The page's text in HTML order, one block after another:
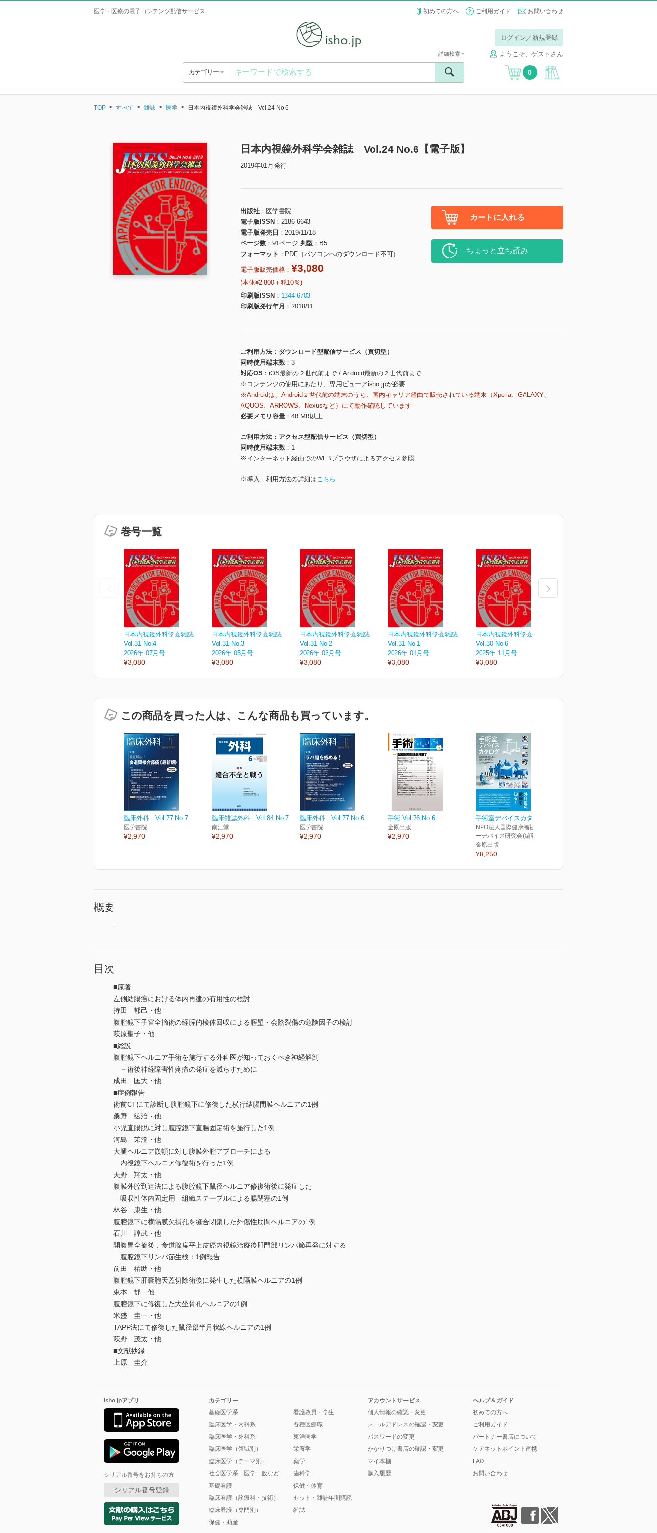
医学・医療の電子コンテンツ配信サービス 初めての方へ ご利用ガイド お問い合わせ
ログイン／新規登録
ようこそ、ゲストさん
カテゴリー
詳細検索
0
TOP すべて 雑誌 医学 日本内視鏡外科学会雑誌 Vol.24 No.6
日本内視鏡外科学会雑誌 Vol.24 No.6【電子版】
2019年01月発行
出版社
医学書院
電子版ISSN
2186-6643
電子版発売日
2019/11/18
ページ数
91ページ 判型
B5
フォーマット
PDF（パソコンへのダウンロード不可）
電子版販売価格： ¥3,080
(本体¥2,800＋税10％)
印刷版ISSN
1344-6703
印刷版発行年月
2019/11
カートに入れる
ちょっと立ち読み
ご利用方法
ダウンロード型配信サービス（買切型）
同時使用端末数
3
対応OS
iOS最新の２世代前まで / Android最新の２世代前まで
※コンテンツの使用にあたり、専用ビューアisho.jpが必要
※Androidは、Android２世代前の端末のうち、国内キャリア経由で販売されている端末（Xperia、GALAXY、
AQUOS、ARROWS、Nexusなど）にて動作確認しています
必要メモリ容量
48 MB以上
ご利用方法
アクセス型配信サービス（買切型）
同時使用端末数
1
※インターネット経由でのWEBブラウザによるアクセス参照
※導入・利用方法の詳細はこちら
巻号一覧
日本内視鏡外科学会雑誌
Vol.31 No.4
2026年 07月号
¥3,080
日本内視鏡外科学会雑誌
Vol.31 No.3
2026年 05月号
¥3,080
日本内視鏡外科学会雑誌
Vol.31 No.2
2026年 03月号
¥3,080
日本内視鏡外科学会雑誌
Vol.31 No.1
2026年 01月号
¥3,080
日本内視鏡外科学会雑誌
Vol.30 No.6
2025年 11月号
¥3,080
この商品を買った人は、こんな商品も買っています。
臨床外科 Vol.77 No.7
医学書院
¥2,970
臨床雑誌外科 Vol.84 No.7
南江堂
¥2,970
臨床外科 Vol.77 No.6
医学書院
¥2,970
手術 Vol.76 No.6
金原出版
¥2,970
手術室デバイスカタログ
NPO法人国際健康福祉センタ
ーデバイス研究会(編著)
金原出版
¥8,250
概要
-
目次
■原著
左側結腸癌における体内再建の有用性の検討
持田 郁己・他
腹腔鏡下子宮全摘術の経腟的検体回収による腟壁・会陰裂傷の危険因子の検討
萩原聖子・他
■総説
腹腔鏡下ヘルニア手術を施行する外科医が知っておくべき神経解剖
－術後神経障害性疼痛の発症を減らすために
成田 匡大・他
■症例報告
術前CTにて診断し腹腔鏡下に修復した横行結腸間膜ヘルニアの1例
桑野 紘治・他
小児直腸脱に対し腹腔鏡下直腸固定術を施行した1例
河島 茉澄・他
大腿ヘルニア嵌頓に対し腹膜外腔アプローチによる
内視鏡下ヘルニア修復術を行った1例
天野 翔太・他
腹膜外腔到達法による腹腔鏡下鼠径ヘルニア修復術後に発症した
吸収性体内固定用 組織ステープルによる腸閉塞の1例
林谷 康生・他
腹腔鏡下に横隔膜欠損孔を縫合閉鎖した外傷性肋間ヘルニアの1例
石川 諄武・他
開腹胃全摘後，食道腺扁平上皮癌内視鏡治療後肝門部リンパ節再発に対する
腹腔鏡下リンパ節生検：1例報告
前田 祐助・他
腹腔鏡下肝嚢胞天蓋切除術後に発生した横隔膜ヘルニアの1例
東本 郁・他
腹腔鏡下に修復した大坐骨孔ヘルニアの1例
米盛 圭一・他
TAPP法にて修復した鼠径部半月状線ヘルニアの1例
萩野 茂太・他
■文献抄録
上原 圭介
isho.jpアプリ
シリアル番号をお持ちの方
シリアル番号登録
カテゴリー
基礎医学系
臨床医学・内科系
臨床医学・外科系
臨床医学（領域別）
臨床医学（テーマ別）
社会医学系・医学一般など
基礎看護
臨床看護（診療科・技術）
臨床看護（専門別）
保健・助産
看護教員・学生
各種医療職
東洋医学
栄養学
薬学
歯科学
保健・体育
セット・雑誌年間購読
雑誌
アカウントサービス
個人情報の確認・変更
メールアドレスの確認・変更
パスワードの変更
かかりつけ書店の確認・変更
マイ本棚
購入履歴
ヘルプ＆ガイド
初めての方へ
ご利用ガイド
パートナー書店について
ケアネットポイント連携
FAQ
お問い合わせ